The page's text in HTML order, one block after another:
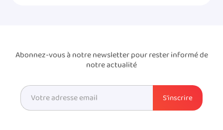
Abonnez-vous à notre newsletter pour rester informé de
notre actualité